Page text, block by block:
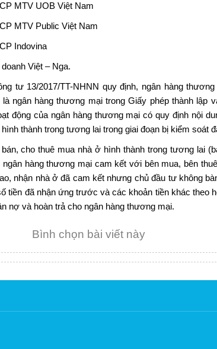
MTV UOB Việt Nam
MTV Public Việt Nam
Indovina
Việt – Nga.
tư 13/2017/TT-NHNN quy định, ngân hàng
ngân hàng thương mại trong Giấy phép thành lập
động của ngân hàng thương mại có quy định nội
thành trong tương lai trong giai đoạn bị kiểm soát
bán, cho thuê mua nhà ở hình thành trong tương lai
ngân hàng thương mại cam kết với bên mua, bên
nhận nhà ở đã cam kết nhưng chủ đầu tư không
tiền đã nhận ứng trước và các khoản tiền khác theo
nợ và hoàn trả cho ngân hàng thương mại.
Bình chọn bài viết này